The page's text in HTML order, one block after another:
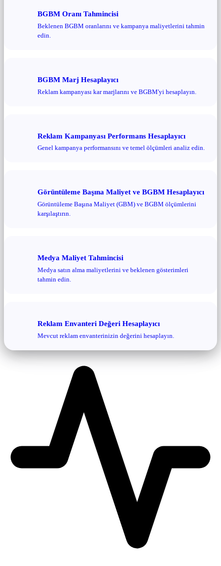
BGBM Oranı Tahmincisi
Beklenen BGBM oranlarını ve kampanya maliyetlerini tahmin
edin.
BGBM Marj Hesaplayıcı
Reklam kampanyası kar marjlarını ve BGBM'yi hesaplayın.
Reklam Kampanyası Performans Hesaplayıcı
Genel kampanya performansını ve temel ölçümleri analiz edin.
Görüntüleme Başına Maliyet ve BGBM Hesaplayıcı
Görüntüleme Başına Maliyet (GBM) ve BGBM ölçümlerini
karşılaştırın.
Medya Maliyet Tahmincisi
Medya satın alma maliyetlerini ve beklenen gösterimleri
tahmin edin.
Reklam Envanteri Değeri Hesaplayıcı
Mevcut reklam envanterinizin değerini hesaplayın.